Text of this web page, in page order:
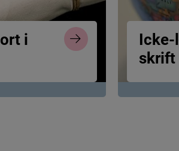
ort i
Ic ke-
skrift